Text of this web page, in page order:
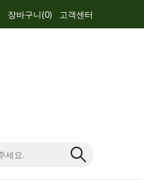
장바구니(0) 고객센터